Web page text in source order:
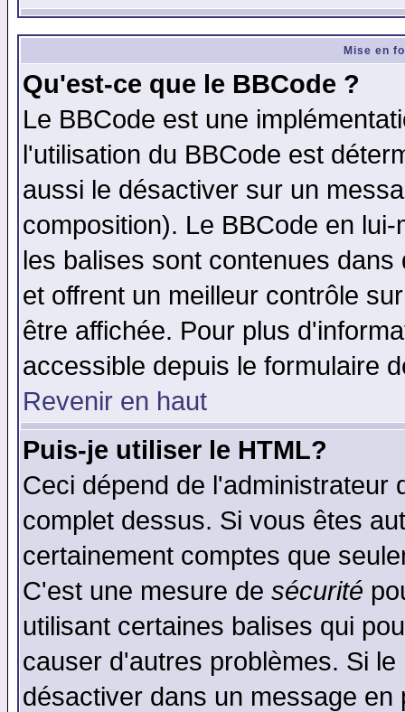
Mise en
Qu'est-ce que le BBCode ?
Le BBCode est une
l'utilisation du BBCode est
aussi le désactiver sur un
composition). Le BBCode en
les balises sont contenues
et offrent un meilleur contrôle
être affichée. Pour plus
accessible depuis le formulaire
Revenir en haut
Puis-je utiliser le HTML?
Ceci dépend de l'administrateur
complet dessus. Si vous êtes
certainement comptes que
C'est une mesure de sécurité
utilisant certaines balises qui
causer d'autres problèmes. Si
désactiver dans un message